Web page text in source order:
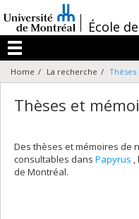
au
contenu
/École de
Menu
Home La recherche
Thèses et
Des thèses et mémoires de
consultables dans Papyrus ,
de Montréal.